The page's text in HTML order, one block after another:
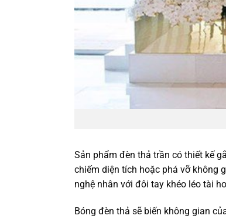
Sản phẩm đèn thả trần có thiết kế
chiếm diện tích hoặc phá vỡ không
nghệ nhân với đôi tay khéo léo tài
Bóng đèn thả sẽ biến không gian